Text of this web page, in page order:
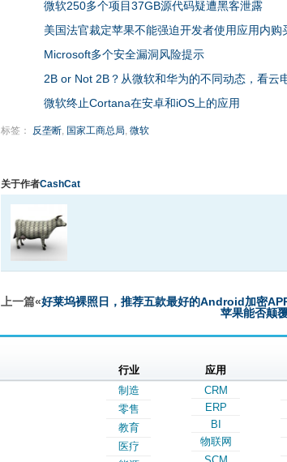
微软250多个项目37GB源代码疑遭黑客泄露
美国法官裁定苹果不能强迫开发者使用应用内购
Microsoft多个安全漏洞风险提示
2B or Not 2B？从微软和华为的不同动态，看云
微软终止Cortana在安卓和iOS上的应用
标签： 反垄断, 国家工商总局, 微软
关于作者CashCat
上一篇«好莱坞裸照日，推荐五款最好的Android加密
苹果能否颠
行业
制造
零售
教育
医疗
应用
CRM
ERP
BI
物联网